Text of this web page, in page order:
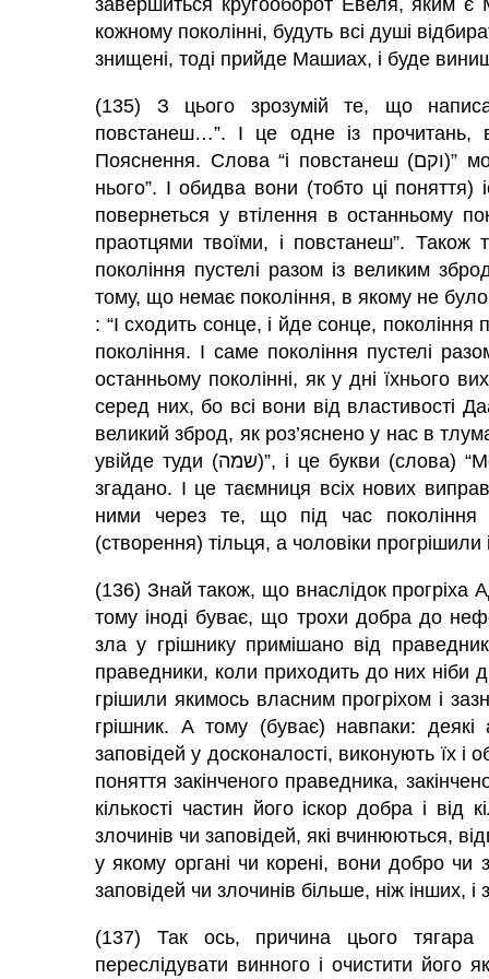
завершиться кругооборот Евеля, яким
кожному поколінні, будуть всі душі
знищені, тоді прийде Машиах, і буде
(135) З цього зрозумій те, що
повстанеш…”. І це одне із
Пояснення. Слова “і повстанеш (וקם)” можуть бути прочитані як “до нього”, так і “після
нього”. І обидва вони (тобто ці
повернеться у втілення в останньому
праотцями твоїми, і повстанеш”. Також
покоління пустелі разом із великим
тому, що немає покоління, в якому не
: “І сходить сонце, і йде сонце,
покоління. І саме покоління пустелі
останньому поколінні, як у дні їхнього
серед них, бо всі вони від властивості
великий зброд, як роз’яснено у нас в
увійде туди (שמה)”, і це букви (слова) “Моше (משה)”, бо Моше перевтілиться з ними, як
згадано. І це таємниця всіх нових
ними через те, що під час покоління
(створення) тільця, а чоловіки
(136) Знай також, що внаслідок прогріха
тому іноді буває, що трохи добра до
зла у грішнику примішано від
праведники, коли приходить до них ніби
грішили якимось власним прогріхом і
грішник. А тому (буває) навпаки: деякі
заповідей у досконалості, виконують їх і
поняття закінченого праведника,
кількості частин його іскор добра і від
злочинів чи заповідей, які вчинюються,
у якому органі чи корені, вони добро
заповідей чи злочинів більше, ніж інших,
(137) Так ось, причина цього тягара
переслідувати винного і очистити його